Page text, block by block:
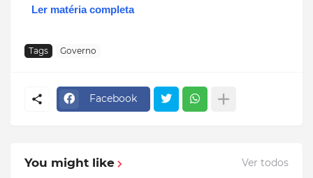
Ler matéria completa
Tags Governo
Facebook
You might like Ver todos